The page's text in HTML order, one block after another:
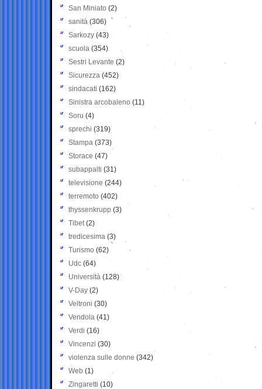
San Miniato (2)
sanità (306)
Sarkozy (43)
scuola (354)
Sestri Levante (2)
Sicurezza (452)
sindacati (162)
Sinistra arcobaleno (11)
Soru (4)
sprechi (319)
Stampa (373)
Storace (47)
subappalti (31)
televisione(244)
terremoto (402)
thyssenkrupp (3)
Tibet(2)
tredicesima (3)
Turismo (62)
Udc (64)
Università (128)
V-Day (2)
Veltroni (30)
Vendola (41)
Verdi (16)
Vincenzi (30)
violenza sulle donne (342)
Web (1)
Zingaretti (10)